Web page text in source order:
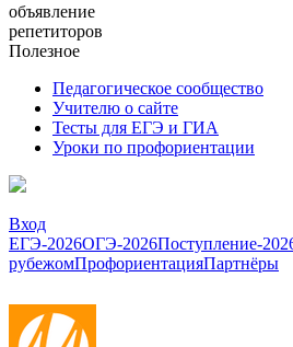
объявление
репетиторов
Полезное
Педагогическое сообщество
Учителю о сайте
Тесты для ЕГЭ и ГИА
Уроки по профориентации
Вход
ЕГЭ-2026ОГЭ-2026Поступление-
рубежомПрофориентацияПартнёры